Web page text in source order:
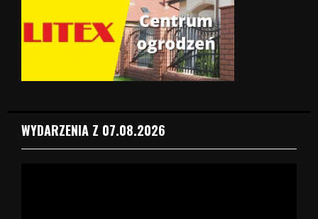
WYDARZENIA Z 07.08.2026